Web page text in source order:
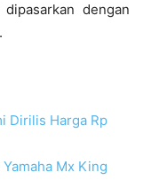
dengan
Dirilis Harga Rp
Mx King